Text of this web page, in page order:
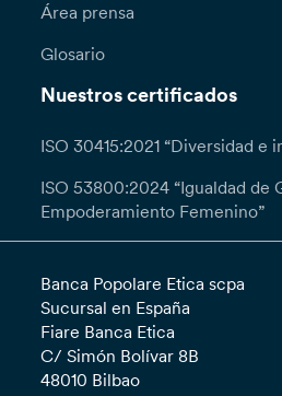
Área prensa
Glosario
Nuestros certificados
ISO 30415:2021 “Diversidad e
ISO 53800:2024 “Igualdad de
Empoderamiento Femenino”
Banca Popolare Etica scpa
Sucursal en España
Fiare Banca Etica
C/ Simón Bolívar 8B
48010 Bilbao